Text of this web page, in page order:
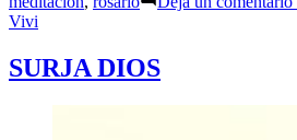
Vivi
SURJA DIOS